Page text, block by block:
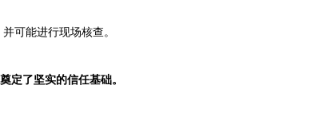
可能进行现场核查。
定了坚实的信任基础。